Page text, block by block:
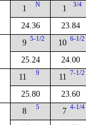
1 N
24.36
1 3/4
23.84
9 5-1/2
25.24
10 6-1/2
24.00
11 9
25.80
11 7-1/2
23.60
8 5 7 4-1/4